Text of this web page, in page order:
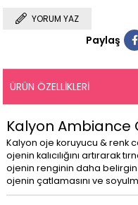
YORUM YAZ
Paylaş
ÜRÜN ÖZELLIKLERI
Kalyon Ambiance
Kalyon oje koruyucu & renk
ojenin kalıcılığını artırarak
ojenin renginin daha belirgin
ojenin çatlamasını ve